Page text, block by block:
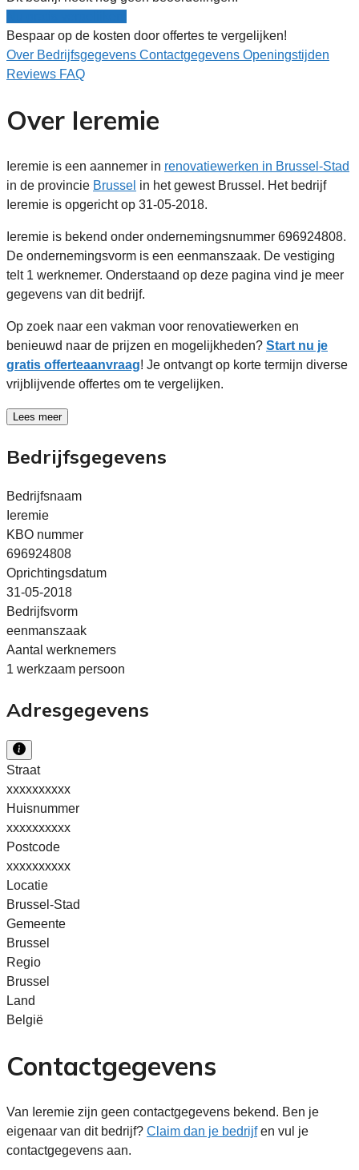
Bespaar op de kosten door offertes te vergelijken!
Over Bedrijfsgegevens Contactgegevens Openingstijden
Reviews FAQ
Over Ieremie
Ieremie is een aannemer in renovatiewerken in Brussel-Stad
in de provincie Brussel in het gewest Brussel. Het bedrijf
Ieremie is opgericht op 31-05-2018.
Ieremie is bekend onder ondernemingsnummer 696924808.
De ondernemingsvorm is een eenmanszaak. De vestiging
telt 1 werknemer. Onderstaand op deze pagina vind je meer
gegevens van dit bedrijf.
Op zoek naar een vakman voor renovatiewerken en
benieuwd naar de prijzen en mogelijkheden? Start nu je
gratis offerteaanvraag! Je ontvangt op korte termijn diverse
vrijblijvende offertes om te vergelijken.
Lees meer
Bedrijfsgegevens
Bedrijfsnaam
Ieremie
KBO nummer
696924808
Oprichtingsdatum
31-05-2018
Bedrijfsvorm
eenmanszaak
Aantal werknemers
1 werkzaam persoon
Adresgegevens
Straat
xxxxxxxxxx
Huisnummer
xxxxxxxxxx
Postcode
xxxxxxxxxx
Locatie
Brussel-Stad
Gemeente
Brussel
Regio
Brussel
Land
België
Contactgegevens
Van Ieremie zijn geen contactgegevens bekend. Ben je
eigenaar van dit bedrijf? Claim dan je bedrijfen vul je
contactgegevens aan.